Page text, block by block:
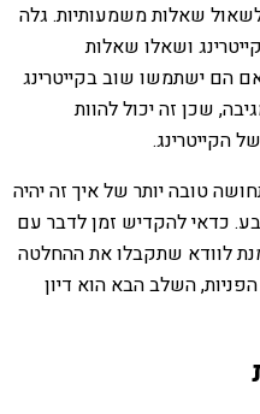
שאלות משמעותיות. גלה
ושאלו שאלות
הם ישתמשו שוב בקייטרינג
שכן זה יכול להוות
הקייטרינג.
טובה יותר של איך זה יהיה
כדאי להקדיש זמן לדבר עם
לוודא שתקבלו את ההחלטה
השלב הבא הוא דיון